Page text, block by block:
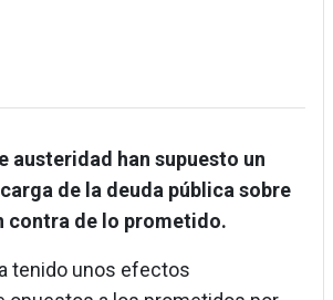
austeridad han supuesto un
de la deuda pública sobre
contra de lo prometido.
tenido unos efectos